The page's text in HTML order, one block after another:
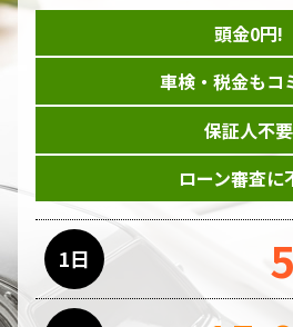
当ホームページはサービスに関する
資料のご請求や各サービス等のお申
ージのサービス提供過程で、氏名、
情報を書面、電子媒体、ウェブ等を
委託先の管理･監督
利用目的の遂行のために業務を委託
り扱いに関する委託先の適正な管
頭金0円!
車検・税金もコ
保証人不要
ローン審査に
1日